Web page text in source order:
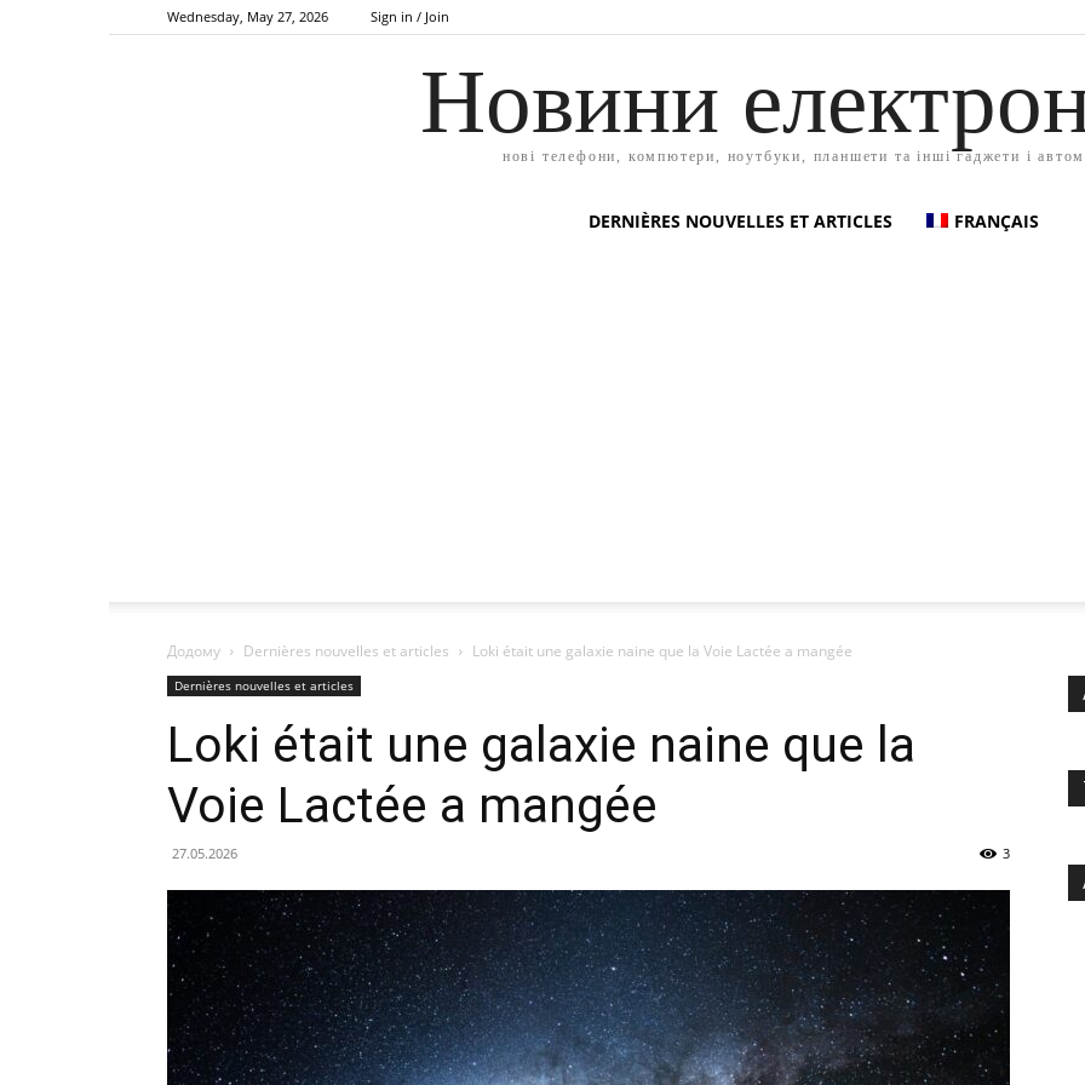
Wednesday, May 27, 2026 Sign in / Join
Новини
нові телефони, компютери, ноутбуки, планшети та інші гаджети і
DERNIÈRES NOUVELLES ET ARTICLES FRANÇAIS
Додому Dernières nouvelles et articles Loki était une galaxie naine que la Voie Lactée a mangée
Dernières nouvelles et articles
Loki était une galaxie naine que la
Voie Lactée a mangée
27.05.2026 3